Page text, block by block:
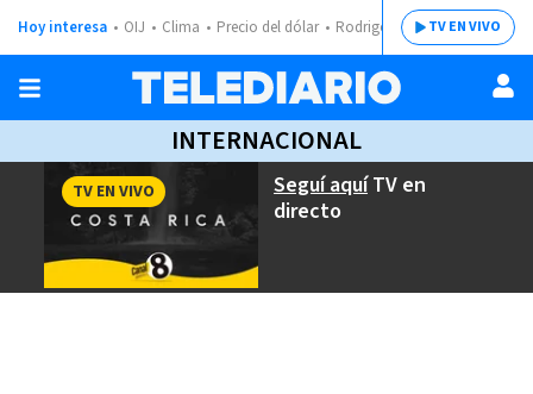
Hoy interesa OIJ Clima Precio del dólar Rodrigo ChavesTV EN VIVO
INTERNACIONAL
Seguí aquíTV en
directo
TV EN VIVO